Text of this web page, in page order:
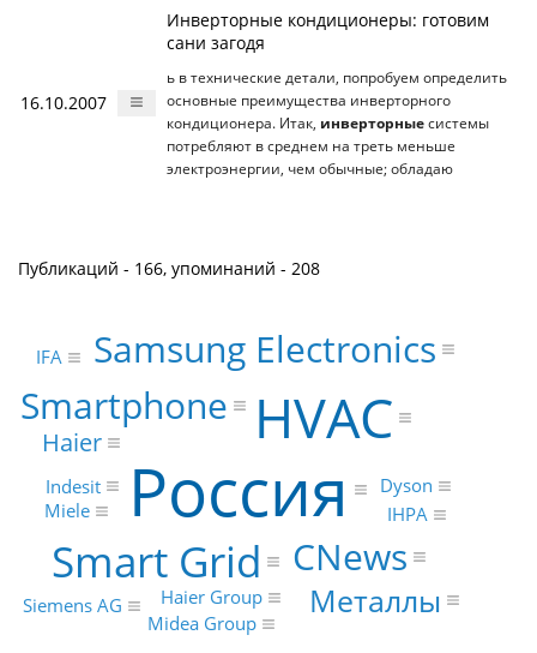
16.10.2007
Инверторные кондиционеры: готовим
сани загодя
ь в технические детали, попробуем определить
основные преимущества инверторного
кондиционера. Итак, инверторные системы
потребляют в среднем на треть меньше
электроэнергии, чем обычные; обладаю
Публикаций - 166, упоминаний - 208
Россия
HVAC
Smart Grid
Samsung Electronics
Smartphone
CNews
Металлы
Haier
Siemens AG
Indesit
Miele
Haier Group
Midea Group
IHPA
Dyson
IFA